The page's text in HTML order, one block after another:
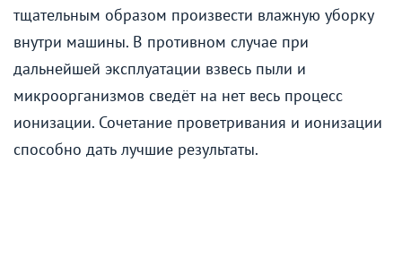
тщательным образом произвести влажную уборку
внутри машины. В противном случае при
дальнейшей эксплуатации взвесь пыли и
микроорганизмов сведёт на нет весь процесс
ионизации. Сочетание проветривания и ионизации
способно дать лучшие результаты.